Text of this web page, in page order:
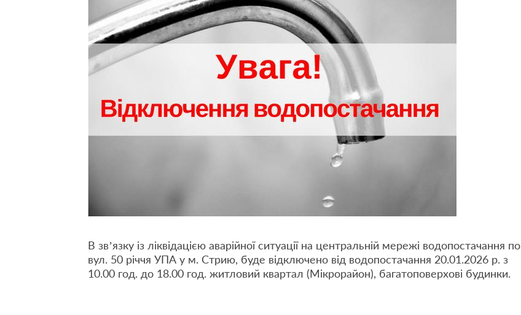
В зв’язку із ліквідацією аварійної ситуації на центральній мережі водопостачання по
вул. 50 річчя УПА у м. Стрию, буде відключено від водопостачання 20.01.2026 р. з
10.00 год. до 18.00 год. житловий квартал (Мікрорайон), багатоповерхові будинки.